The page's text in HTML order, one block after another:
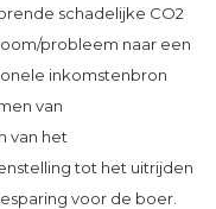
schadelijke CO2
probleem naar een
inkomstenbron
van
van het
tot het uitrijden
voor de boer.